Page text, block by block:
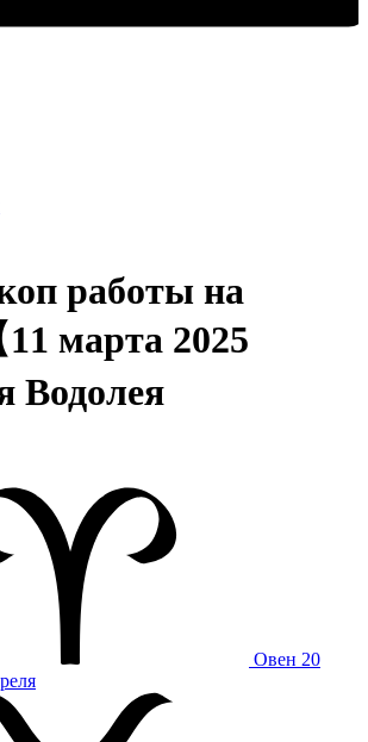
работы на
11 марта 2025
Водолея
Овен 20